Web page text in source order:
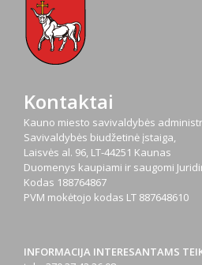
Kontaktai
Kauno miesto savivaldybės
Savivaldybės biudžetinė įstaiga,
Laisvės al. 96, LT-44251 Kaunas
Duomenys kaupiami ir saugomi
Kodas 188764867
PVM mokėtojo kodas LT 887648610
INFORMACIJA INTERESANTAMS